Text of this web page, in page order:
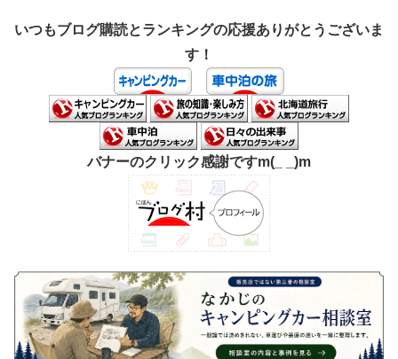
いつもブログ購読とランキングの応援ありがとうございま
す！
バナーのクリック感謝ですm(_ _)m